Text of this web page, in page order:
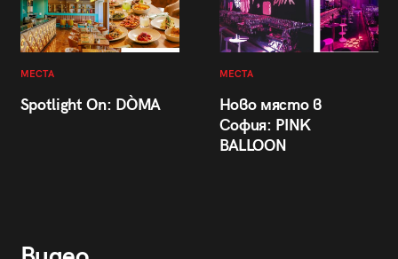
МЕСТА
Spotlight On: DÒMA
МЕСТА
Ново място в
София: PINK
BALLOON